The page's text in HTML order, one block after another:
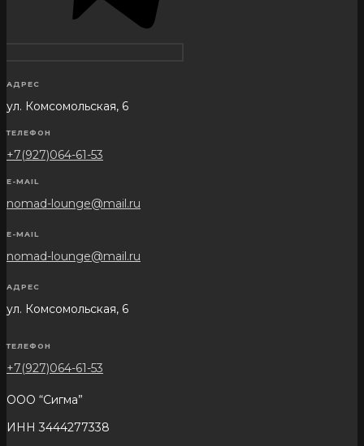
АДРЕС
ул. Комсомольская, 6
ТЕЛЕФОН
+7(927)064-61-53
E-MAIL
nomad-lounge@mail.ru
E-MAIL
nomad-lounge@mail.ru
АДРЕС
ул. Комсомольская, 6
ТЕЛЕФОН
+7(927)064-61-53
ООО “Сигма”
ИНН 3444277338